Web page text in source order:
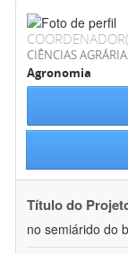
CIÊNCIAS
Agronomia
Título do
no semiárido do